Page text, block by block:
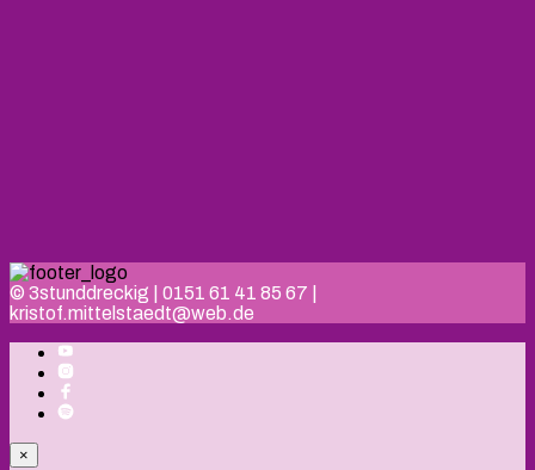
© 3stunddreckig | 0151 61 41 85 67 |
kristof.mittelstaedt@web.de
×